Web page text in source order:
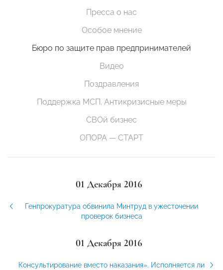
Пресса о нас
Особое мнение
Бюро по защите прав предпринимателей
Видео
Поздравления
Поддержка МСП. Антикризисные меры
СВОй бизнес
ОПОРА — СТАРТ
01 Декабря 2016
Генпрокуратура обвинила Минтруд в ужесточении
проверок бизнеса
01 Декабря 2016
Консультирование вместо наказания». Исполняется ли